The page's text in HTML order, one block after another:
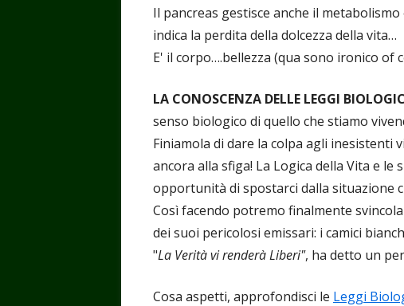
Il pancreas gestisce anche il
indica la perdita della dolcezza della vita…
E' il corpo….bellezza (qua sono ironico of
LA CONOSCENZA DELLE LEGGI
senso biologico di quello che stiamo
Finiamola di dare la colpa agli inesistenti
ancora alla sfiga! La Logica della Vita e
opportunità di spostarci dalla situazione
Così facendo potremo finalmente
dei suoi pericolosi emissari: i camici
"La Verità vi renderà Liberi", ha detto un
Cosa aspetti, approfondisci le Leggi